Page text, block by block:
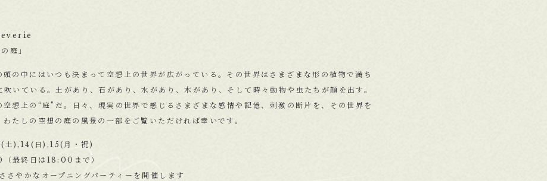
庭」
の中にはいつも決まって空想上の世界が広がっている。その世界はさまざまな形の植物で満ち
いている。土があり、石があり、水があり、木があり、そして時々動物や虫たちが顔を出す。
空想上の“庭”だ。日々、現実の世界で感じるさまざまな感情や記憶、刺激の断片を、その世界を
たしの空想の庭の風景の一部をご覧いただければ幸いです。
),14(日),15(月・祝)
日は18:00まで）
やかなオープニングパーティーを開催します